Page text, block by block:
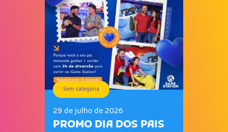
Sem categoria
29 de julho de 2026
PROMO DIA DOS PAIS